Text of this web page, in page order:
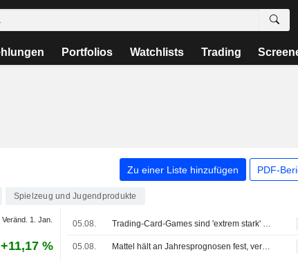
Portfolios Watchlists Trading
Zu einer Liste hinzufügen PDF-
Spielzeug und Jugendprodukte
Veränd. 1. Jan.
+11,17 %
05.08. Trading-Card-Games sind 'extrem stark' und werden bleiben, sagt Asmodee-CEO (4. Aug.)
05.08. Mattel hält an Jahresprognosen fest, verfehlt aber Quartalsgewinnschätzung, da höhere Kosten die Margen belasten